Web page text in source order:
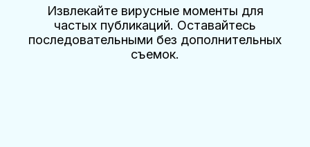
Извлекайте вирусные моменты для
частых публикаций. Оставайтесь
последовательными без дополнительных
съемок.